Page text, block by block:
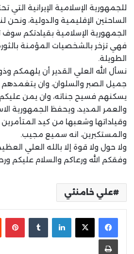
للجمهورية الإسلامية الإيرانية التي
الساحتين الإقليمية والدولية، ونحن
الجمهورية الإسلامية بقيادتكم سوف
فهي تزخر بالشخصيات المؤمنة
الطويلة.
نسأل الله العلي القدير أن يلهمكم
جميل الصبر والسلوان، وان
يسكنهم فسيح جناته، وان يمن
والعمر المديد، ويحفظ الجمهورية
وقياداتها وشعبها من كيد
والمستكبرين، انه سميع مجيب.
ولا حول ولا قوة إلا بالله العلي
وفقكم الله ورعاكم والسلام عليكم
علي خامنئي
لينكدإن
طباعة